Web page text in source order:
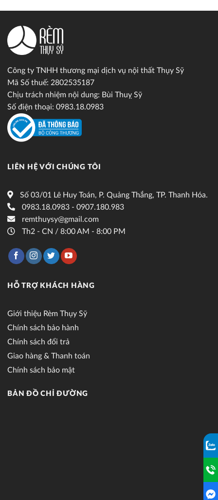
Công ty TNHH thương mại dịch vụ nội thất Thụy Sỹ
Mã Số thuế: 2802535187
Chịu trách nhiệm nội dung: Bùi Thuỵ Sỹ
Số điện thoại: 0983.18.0983
LIÊN HỆ VỚI CHÚNG TÔI
Số 03/01 Lê Huy Toán, P. Quảng Thắng, TP. Thanh Hóa.
0983.18.0983 - 0907.180.983
remthuysy@gmail.com
Th2 - CN / 8:00 AM - 8:00 PM
HỖ TRỢ KHÁCH HÀNG
Giới thiệu Rèm Thụy Sỹ
Chính sách bảo hành
Chính sách đổi trả
Giao hàng & Thanh toán
Chính sách bảo mật
BẢN ĐỒ CHỈ ĐƯỜNG